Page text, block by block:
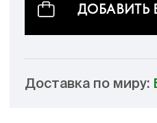
ДОБАВИТЬ
Доставка по миру: